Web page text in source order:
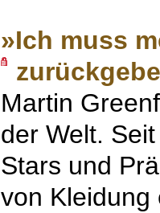
»Ich muss
Martin
der Welt.
Stars und
von Kleidung